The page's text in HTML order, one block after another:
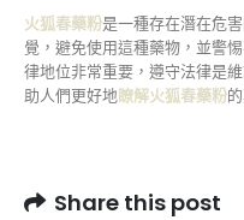
火狐春藥粉是一種存在潛在危
覺，避免使用這種藥物，並警
律地位非常重要，遵守法律是
助人們更好地瞭解火狐春藥粉
Share this post